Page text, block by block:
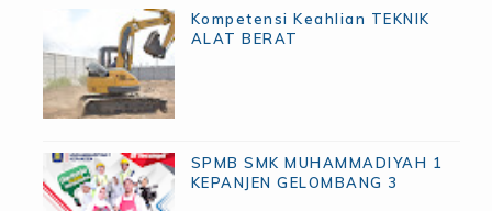
Kompetensi Keahlian TEKNIK
ALAT BERAT
SPMB SMK MUHAMMADIYAH 1
KEPANJEN GELOMBANG 3